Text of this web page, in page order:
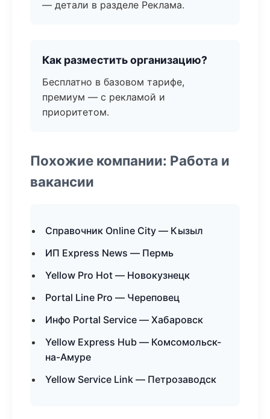
— детали в разделе Реклама.
Как разместить организацию?
Бесплатно в базовом тарифе,
премиум — с рекламой и
приоритетом.
Похожие компании: Работа и
вакансии
Справочник Online City — Кызыл
ИП Express News — Пермь
Yellow Pro Hot — Новокузнецк
Portal Line Pro — Череповец
Инфо Portal Service — Хабаровск
Yellow Express Hub — Комсомольск-
на-Амуре
Yellow Service Link — Петрозаводск